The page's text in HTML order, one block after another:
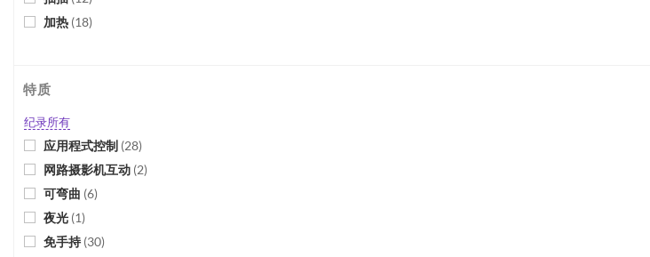
加热 (18)
特质
纪录所有
应用程式控制 (28)
网路摄影机互动 (2)
可弯曲 (6)
夜光 (1)
免手持 (30)